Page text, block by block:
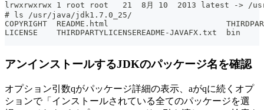
lrwxrwxrwx 1 root root   21  8月 10  2013 latest -> /
# ls /usr/java/jdk1.7.0_25/
COPYRIGHT  README.html
LICENSE    THIRDPARTYLICENSEREADME-
アンインストールするJDKのパッケージ名を確認
オプション引数qがパッケージ詳細の表示、aがqに続くオプ
ションで「インストールされている全てのパッケージを選